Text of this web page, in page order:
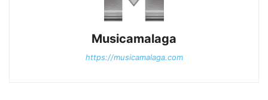
Musicamalaga
https://musicamalaga.com